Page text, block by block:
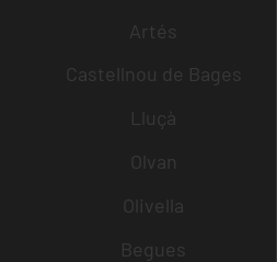
Artés
Castellnou de Bages
Lluçà
Olvan
Olivella
Begues